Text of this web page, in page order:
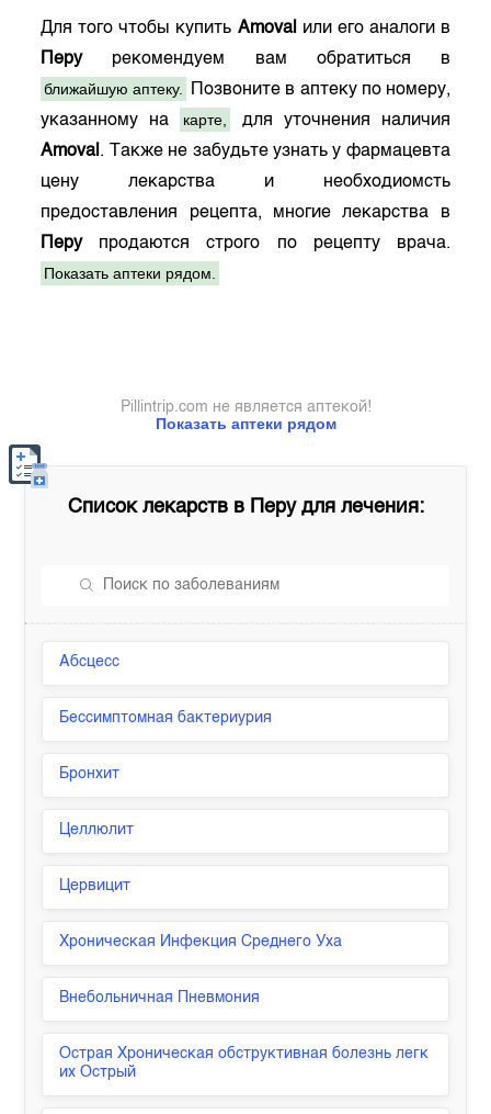
Для того чтобы купить Amoval или его аналоги в
Перурекомендуем вам обратиться в
ближайшую аптеку.
Позвоните в аптеку по номеру,
указанному на
карте,
для уточнения наличия
Amoval . Также не забудьте узнать у фармацевта
цену лекарства и необходиомсть
предоставления рецепта, многие лекарства в
Перупродаются строго по рецепту врача.
Показать аптеки рядом.
Показать аптеки рядом
Pillintrip.com не является аптекой!
Список лекарств в Перудля лечения:
Абсцесс
Бессимптомная бактериурия
Бронхит
Целлюлит
Цервицит
Хроническая Инфекция Среднего Уха
Внебольничная Пневмония
Острая Хроническая обструктивная болезнь легк
их Острый